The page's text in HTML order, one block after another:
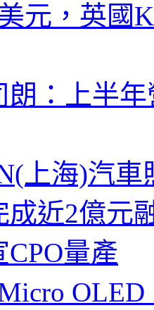
元，英國
朗：上半
上海)汽
成近2億元
量產